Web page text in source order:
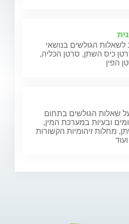
לשאלות הגולשים בנושאי
כיס השתן, סרטן הכליה,
הפין
שאלות הגולשים בתחום
ובעיות במערכת המין,
מחלות זיהומיות הקשורות